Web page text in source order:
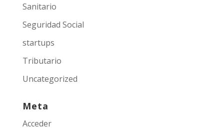
Sanitario
Seguridad Social
startups
Tributario
Uncategorized
Meta
Acceder